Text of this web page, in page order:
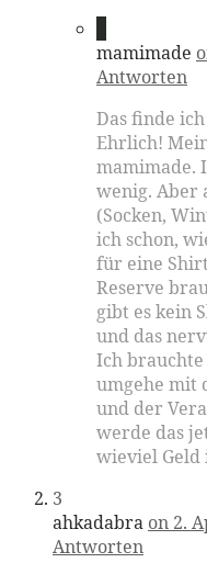
mamimade
Antworten
Das finde
Ehrlich!
mamimade.
wenig. Aber
(Socken,
ich schon,
für eine
Reserve
gibt es kein
und das
Ich
umgehe mit
und der
werde das
wieviel Geld
3
ahkadabra on 2.
Antworten